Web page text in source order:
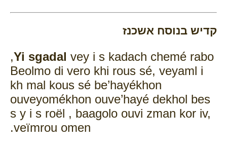
קדיש בנוסח אשכנז
Yi sgadal vey i s kadach chemé rabo,
Beolmo di vero khi rous sé, veyaml i
kh mal kous sé be’hayékhon
ouveyomékhon ouve’hayé dekhol bes
s y i s roël , baagolo ouvi zman kor iv,
veïmrou omen.